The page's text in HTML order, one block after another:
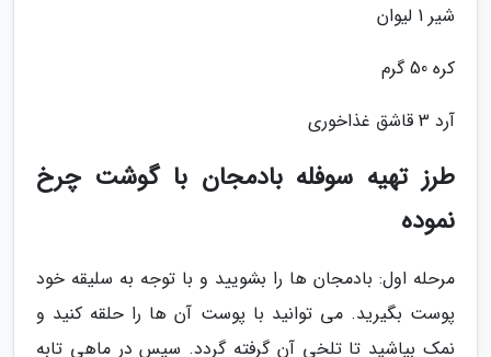
شیر 1 لیوان
کره 50 گرم
آرد 3 قاشق غذاخوری
طرز تهیه سوفله بادمجان با گوشت چرخ
نموده
مرحله اول: بادمجان ها را بشویید و با توجه به سلیقه خود
پوست بگیرید. می توانید با پوست آن ها را حلقه کنید و
نمک بپاشید تا تلخی آن گرفته گردد. سپس در ماهی تابه